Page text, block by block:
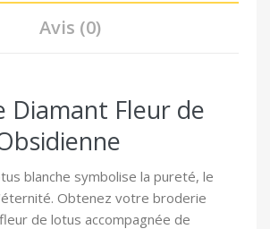
Avis (0)
Diamant Fleur de
blanche symbolise la pureté, le
Obtenez votre broderie
de lotus accompagnée de